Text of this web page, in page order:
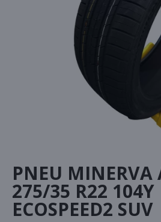
PNEU MINERVA
275/35 R22 104Y
ECOSPEED2 SUV